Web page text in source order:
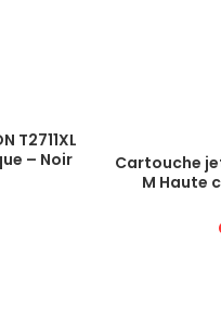
T2711XL
– Noir
Cartouche jet
M Haute